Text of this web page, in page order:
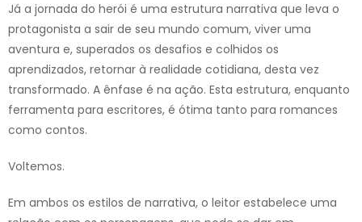
Já a jornada do herói é uma estrutura narrativa que leva o
protagonista a sair de seu mundo comum, viver uma
aventura e, superados os desafios e colhidos os
aprendizados, retornar à realidade cotidiana, desta vez
transformado. A ênfase é na ação. Esta estrutura, enquanto
ferramenta para escritores, é ótima tanto para romances
como contos.
Voltemos.
Em ambos os estilos de narrativa, o leitor estabelece uma